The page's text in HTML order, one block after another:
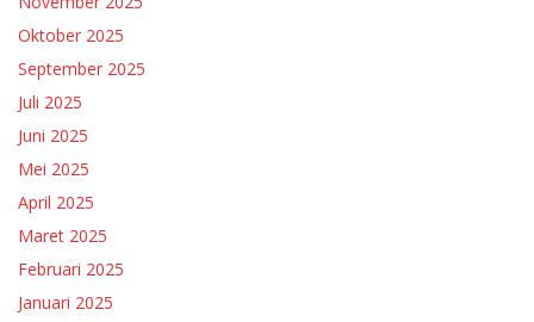
Oktober 2025
September 2025
Juli 2025
Juni 2025
Mei 2025
April 2025
Maret 2025
Februari 2025
Januari 2025